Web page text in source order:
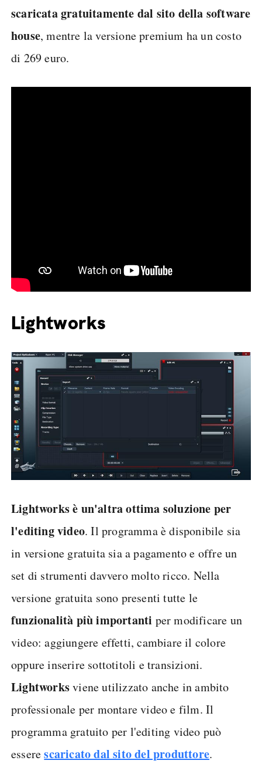
scaricata gratuitamente dal sito della software
house, mentre la versione premium ha un costo
di 269 euro.
Lightworks
Lightworks è un'altra ottima soluzione per
l'editing video. Il programma è disponibile sia
in versione gratuita sia a pagamento e offre un
set di strumenti davvero molto ricco. Nella
versione gratuita sono presenti tutte le
funzionalità più importanti per modificare un
video: aggiungere effetti, cambiare il colore
oppure inserire sottotitoli e transizioni.
Lightworksviene utilizzato anche in ambito
professionale per montare video e film. Il
programma gratuito per l'editing video può
esserescaricato dal sito del produttore.